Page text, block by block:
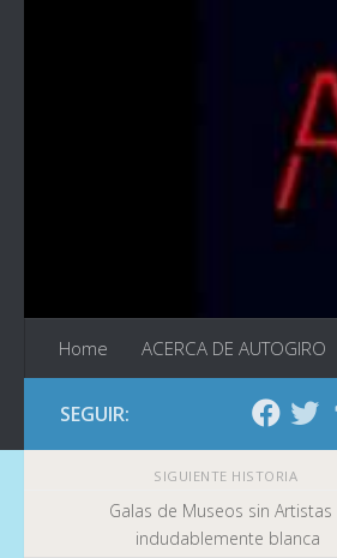
Home ACERCA DE AUTOGIRO
SEGUIR:
SIGUIENTE HISTORIA
Galas de Museos sin Artistas
indudablemente blanca